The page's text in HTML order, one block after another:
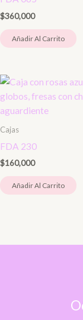
$360,000
Añadir Al Carrito
Cajas
FDA 230
$160,000
Añadir Al Carrito